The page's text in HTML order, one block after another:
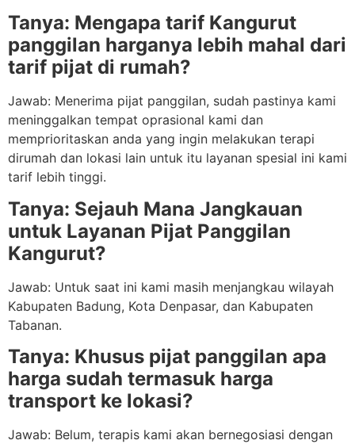
Tanya: Mengapa tarif Kangurut
panggilan harganya lebih mahal dari
tarif pijat di rumah?
Jawab: Menerima pijat panggilan, sudah pastinya kami
meninggalkan tempat oprasional kami dan
memprioritaskan anda yang ingin melakukan terapi
dirumah dan lokasi lain untuk itu layanan spesial ini kami
tarif lebih tinggi.
Tanya: Sejauh Mana Jangkauan
untuk Layanan Pijat Panggilan
Kangurut?
Jawab: Untuk saat ini kami masih menjangkau wilayah
Kabupaten Badung, Kota Denpasar, dan Kabupaten
Tabanan.
Tanya: Khusus pijat panggilan apa
harga sudah termasuk harga
transport ke lokasi?
Jawab: Belum, terapis kami akan bernegosiasi dengan